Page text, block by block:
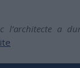
l’architecte a